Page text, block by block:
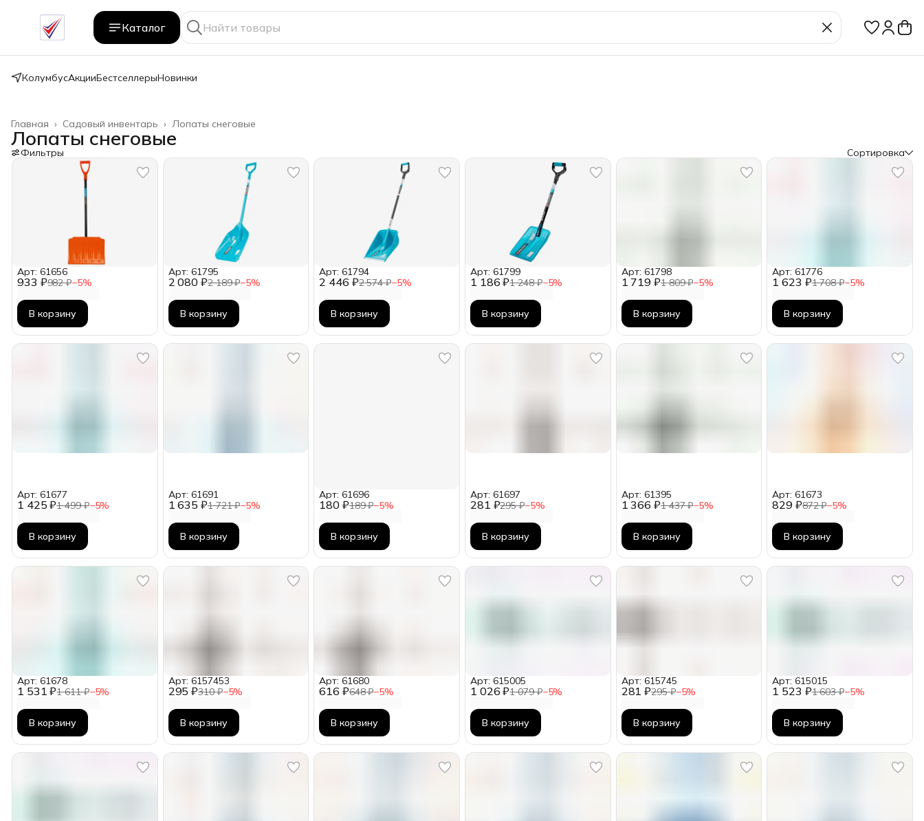
Каталог
КолумбусАкцииБестселлерыНовинки
Лопаты снеговые
Садовый инвентарь ›
Главная ›
Лопаты снеговые
Фильтры Сортировка
933 ₽982 ₽−5%
Арт: 61656
В корзину
2 080 ₽2 189 ₽−5%
Арт: 61795
В корзину
2 446 ₽2 574 ₽−5%
Арт: 61794
В корзину
1 186 ₽1 248 ₽−5%
Арт: 61799
В корзину
1 719 ₽1 809 ₽−5%
Арт: 61798
В корзину
1 623 ₽1 708 ₽−5%
Арт: 61776
В корзину
1 425 ₽1 499 ₽−5%
Арт: 61677
В корзину
1 635 ₽1 721 ₽−5%
Арт: 61691
В корзину
180 ₽189 ₽−5%
Арт: 61696
В корзину
281 ₽295 ₽−5%
Арт: 61697
В корзину
1 366 ₽1 437 ₽−5%
Арт: 61395
В корзину
829 ₽872 ₽−5%
Арт: 61673
В корзину
1 531 ₽1 611 ₽−5%
Арт: 61678
В корзину
295 ₽310 ₽−5%
Арт: 6157453
В корзину
616 ₽648 ₽−5%
Арт: 61680
В корзину
1 026 ₽1 079 ₽−5%
Арт: 615005
В корзину
281 ₽295 ₽−5%
Арт: 615745
В корзину
1 523 ₽1 603 ₽−5%
Арт: 615015
В корзину